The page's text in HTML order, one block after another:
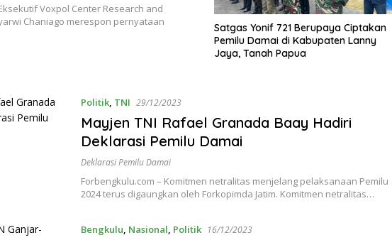
Voxpol Center Research and
Chaniago merespon pernyataan
Satgas Yonif 721 Berupaya Ciptakan
Pemilu Damai di Kabupaten Lanny
Jaya, Tanah Papua
Politik, TNI 29/12/2023
Mayjen TNI Rafael Granada Baay Hadiri
Deklarasi Pemilu Damai
Deklarasi Pemilu Damai
Forbengkulu.com – Komitmen netralitas menjelang pelaksanaan Pemilu
2024 terus digaungkan oleh Forkopimda Jatim. Komitmen netralitas…
Bengkulu, Nasional, Politik 16/12/2023